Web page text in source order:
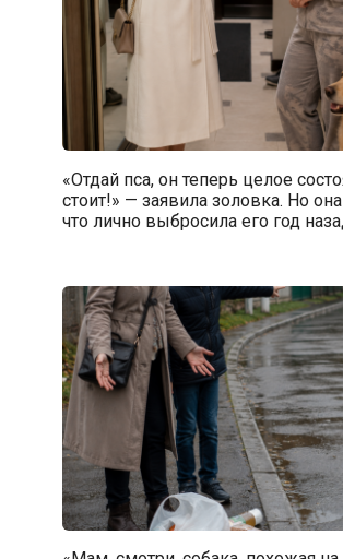
«Отдай пса, он теперь целое
стоит!» — заявила золовка. Но
что лично выбросила его год